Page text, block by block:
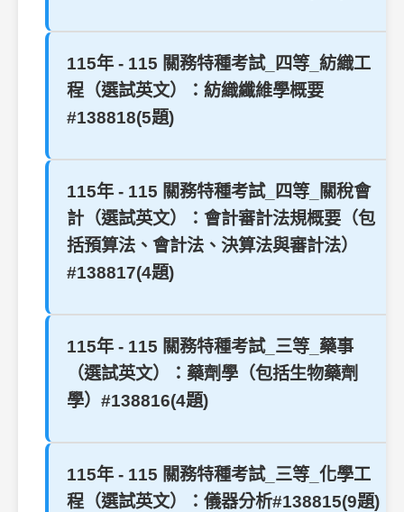
115年 - 115 關務特種考試_四等_紡織工
程（選試英文）：紡織纖維學概要
#138818(5題)
115年 - 115 關務特種考試_四等_關稅會
計（選試英文）：會計審計法規概要（包
括預算法、會計法、決算法與審計法）
#138817(4題)
115年 - 115 關務特種考試_三等_藥事
（選試英文）：藥劑學（包括生物藥劑
學）#138816(4題)
115年 - 115 關務特種考試_三等_化學工
程（選試英文）：儀器分析#138815(9題)